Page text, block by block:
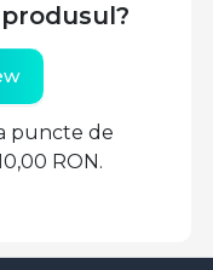
puncte de
RON.